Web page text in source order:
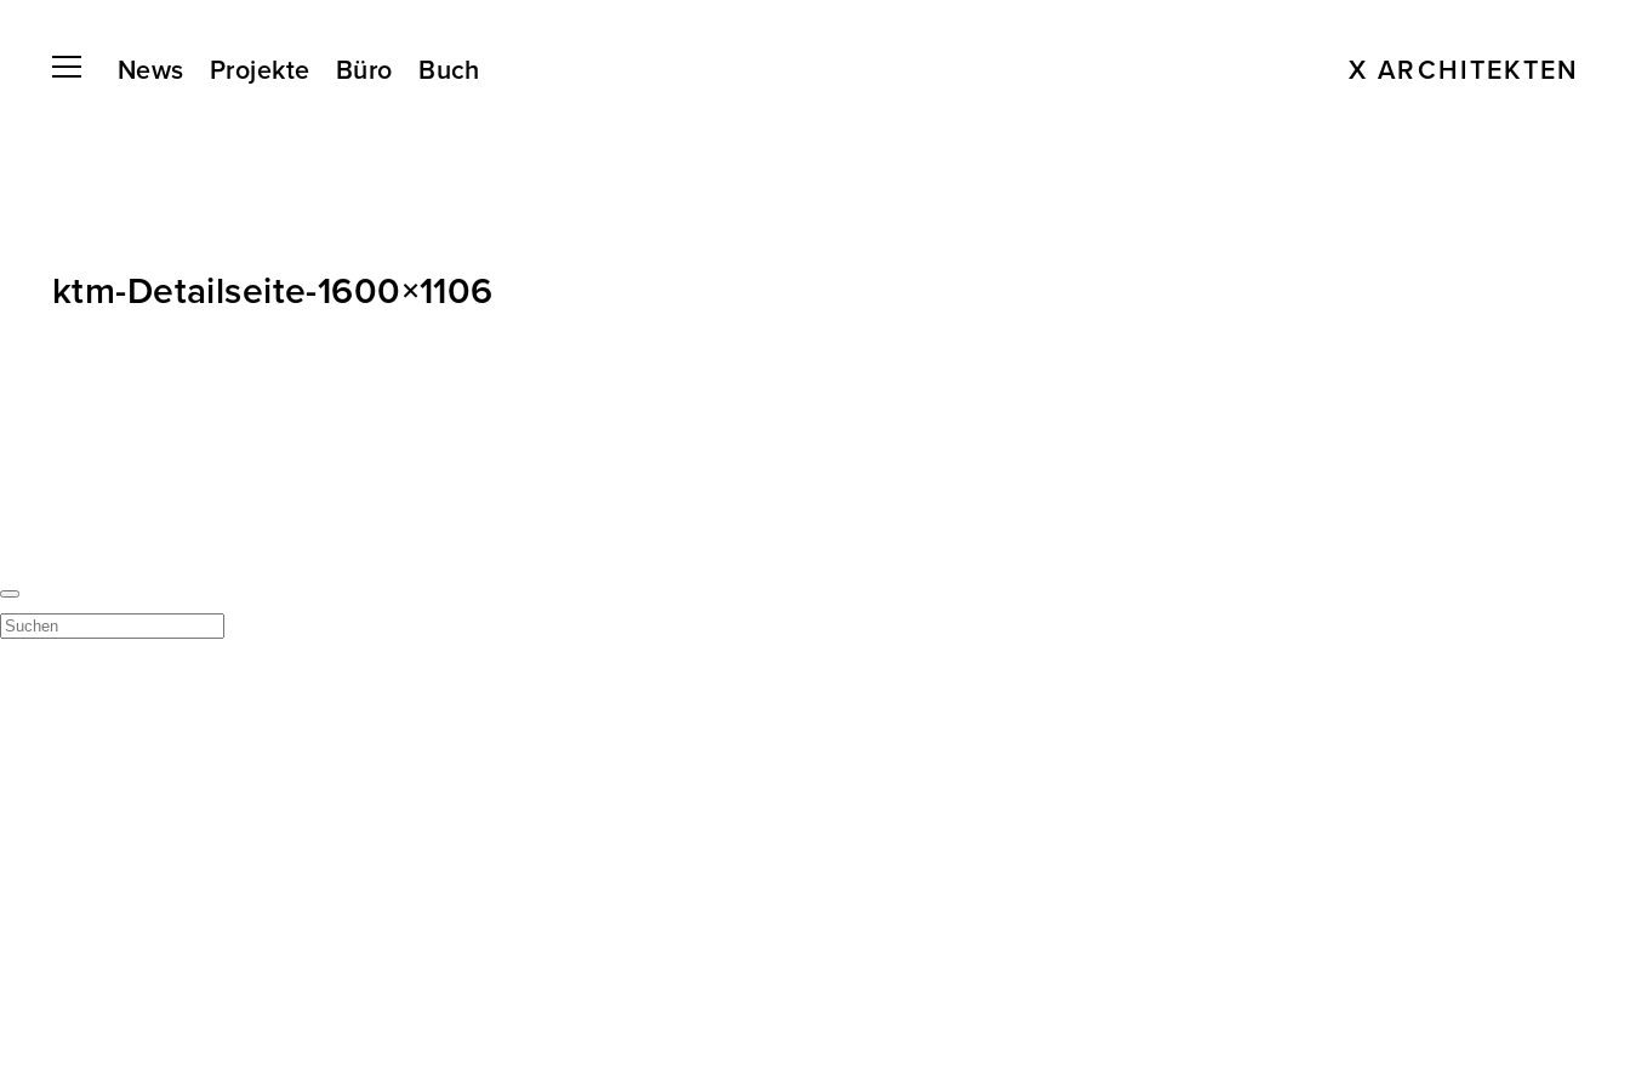
News Projekte Büro Buch X ARCHITEKTEN
ktm-Detailseite-1600×1106